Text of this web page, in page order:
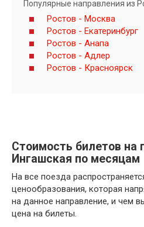
Популярные направления из
Ростов - Москва
Ростов - Екатеринбург
Ростов - Анапа
Ростов - Адлер
Ростов - Красноярск
Стоимость билетов на
Ингашская по месяцам
На все поезда
ценообразования, которая
на данное направление, и чем
цена на билеты.